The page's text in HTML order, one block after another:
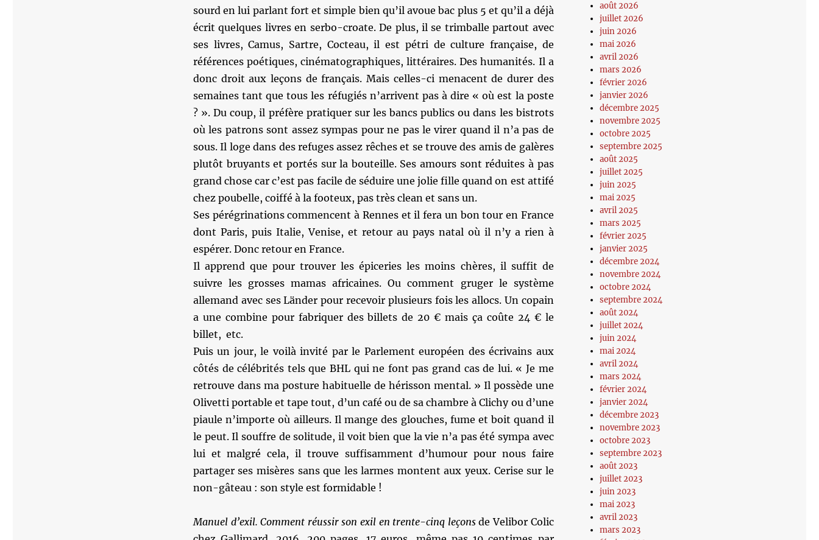
sourd en lui parlant fort et simple bien qu’il avoue bac plus 5 et qu’il a déjà
écrit quelques livres en serbo-croate. De plus, il se trimballe partout avec
ses livres, Camus, Sartre, Cocteau, il est pétri de culture française, de
références poétiques, cinématographiques, littéraires. Des humanités. Il a
donc droit aux leçons de français. Mais celles-ci menacent de durer des
semaines tant que tous les réfugiés n’arrivent pas à dire « où est la poste
? ». Du coup, il préfère pratiquer sur les bancs publics ou dans les bistrots
où les patrons sont assez sympas pour ne pas le virer quand il n’a pas de
sous. Il loge dans des refuges assez rêches et se trouve des amis de galères
plutôt bruyants et portés sur la bouteille. Ses amours sont réduites à pas
grand chose car c’est pas facile de séduire une jolie fille quand on est attifé
chez poubelle, coiffé à la footeux, pas très clean et sans un.
Ses pérégrinations commencent à Rennes et il fera un bon tour en France
dont Paris, puis Italie, Venise, et retour au pays natal où il n’y a rien à
espérer. Donc retour en France.
Il apprend que pour trouver les épiceries les moins chères, il suffit de
suivre les grosses mamas africaines. Ou comment gruger le système
allemand avec ses Länder pour recevoir plusieurs fois les allocs. Un copain
a une combine pour fabriquer des billets de 20 € mais ça coûte 24 € le
billet, etc.
Puis un jour, le voilà invité par le Parlement européen des écrivains aux
côtés de célébrités tels que BHL qui ne font pas grand cas de lui. « Je me
retrouve dans ma posture habituelle de hérisson mental. » Il possède une
Olivetti portable et tape tout, d’un café ou de sa chambre à Clichy ou d’une
piaule n’importe où ailleurs. Il mange des glouches, fume et boit quand il
le peut. Il souffre de solitude, il voit bien que la vie n’a pas été sympa avec
lui et malgré cela, il trouve suffisamment d’humour pour nous faire
partager ses misères sans que les larmes montent aux yeux. Cerise sur le
non-gâteau : son style est formidable !
Manuel d’exil. Comment réussir son exil en trente-cinq leçonsde Velibor Colic
août 2026
juillet 2026
juin 2026
mai 2026
avril 2026
mars 2026
février 2026
janvier 2026
décembre 2025
novembre 2025
octobre 2025
septembre 2025
août 2025
juillet 2025
juin 2025
mai 2025
avril 2025
mars 2025
février 2025
janvier 2025
décembre 2024
novembre 2024
octobre 2024
septembre 2024
août 2024
juillet 2024
juin 2024
mai 2024
avril 2024
mars 2024
février 2024
janvier 2024
décembre 2023
novembre 2023
octobre 2023
septembre 2023
août 2023
juillet 2023
juin 2023
mai 2023
avril 2023
mars 2023